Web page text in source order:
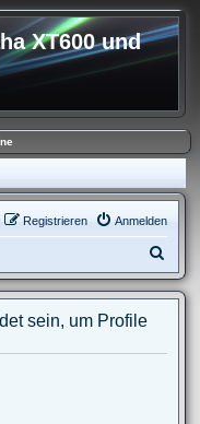
XT600 und
Anmelden
Registrieren
u
e
sein, um Profile